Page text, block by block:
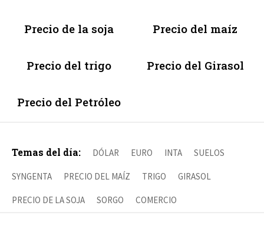
Precio de la soja Precio del maíz
Precio del trigo Precio del Girasol
Precio del Petróleo
Temas del día: DÓLAR EURO INTA SUELOS
SYNGENTA PRECIO DEL MAÍZ TRIGO GIRASOL
PRECIO DE LA SOJA SORGO COMERCIO